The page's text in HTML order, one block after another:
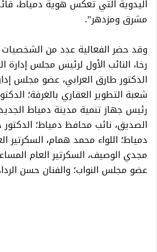
اليدوية التي تعكس هوية دمياط،
مشرق ومزدهر”.
وقد حضر الفعالية عدد من الشخصيات
رخا، النائب الأول لرئيس مجلس إدارة
الدكتور طارق العرابي، عضو مجلس
شعبة التطوير العقاري بالغرفة؛
رئيس جهاز تنمية مدينة دمياط
الصديق، نائب محافظ دمياط؛
دمياط؛ اللواء محمد همام، السكرتير
مجدي الوصيف، السكرتير العام
عضو مجلس النواب؛ والفنان حسن